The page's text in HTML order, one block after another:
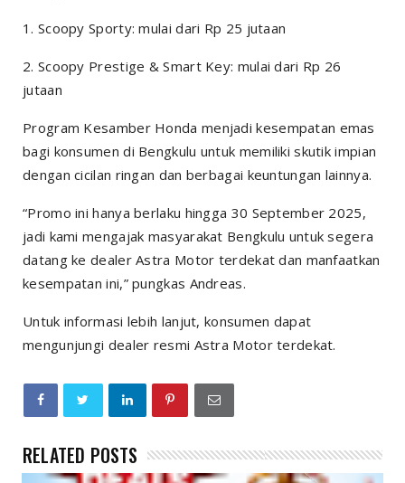
1. Scoopy Sporty: mulai dari Rp 25 jutaan
2. Scoopy Prestige & Smart Key: mulai dari Rp 26
jutaan
Program Kesamber Honda menjadi kesempatan emas
bagi konsumen di Bengkulu untuk memiliki skutik impian
dengan cicilan ringan dan berbagai keuntungan lainnya.
“Promo ini hanya berlaku hingga 30 September 2025,
jadi kami mengajak masyarakat Bengkulu untuk segera
datang ke dealer Astra Motor terdekat dan manfaatkan
kesempatan ini,” pungkas Andreas.
Untuk informasi lebih lanjut, konsumen dapat
mengunjungi dealer resmi Astra Motor terdekat.
RELATED POSTS